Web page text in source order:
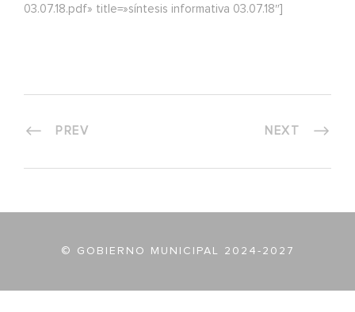
03.07.18.pdf» title=»síntesis informativa 03.07.18″]
PREV NEXT
© GOBIERNO MUNICIPAL 2024-2027